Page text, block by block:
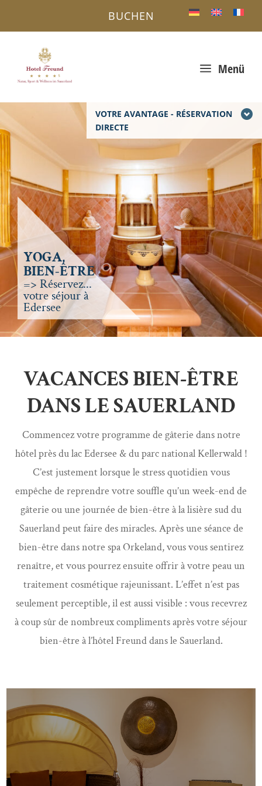
VOTRE AVANTAGE - RÉSERVATION
DIRECTE
a Menü
BUCHEN
YOGA,
BIEN-ÊTRE
=> Réservez...
votre séjour à
Edersee
VACANCES BIEN-ÊTRE
DANS LE SAUERLAND
Commencez votre programme de gâterie dans notre
hôtel près du lac Edersee & du parc national Kellerwald !
C’est justement lorsque le stress quotidien vous
empêche de reprendre votre souffle qu’un week-end de
gâterie ou une journée de bien-être à la lisière sud du
Sauerland peut faire des miracles. Après une séance de
bien-être dans notre spa Orkeland, vous vous sentirez
renaître, et vous pourrez ensuite offrir à votre peau un
traitement cosmétique rajeunissant. L’effet n’est pas
seulement perceptible, il est aussi visible : vous recevrez
à coup sûr de nombreux compliments après votre séjour
bien-être à l’hôtel Freund dans le Sauerland.